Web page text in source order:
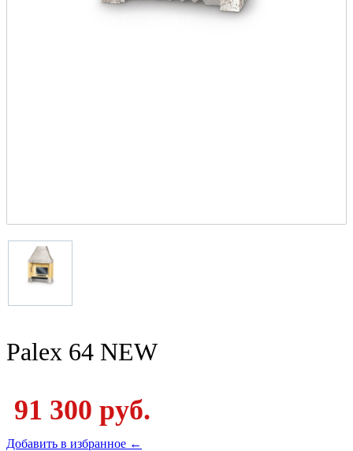
Palex 64 NEW
91 300 руб.
Добавить в избранное ←